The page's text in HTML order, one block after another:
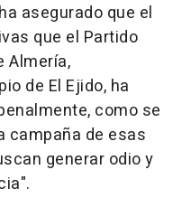
asegurado que el
que el Partido
Almería,
de El Ejido, ha
como se
campaña de esas
generar odio y